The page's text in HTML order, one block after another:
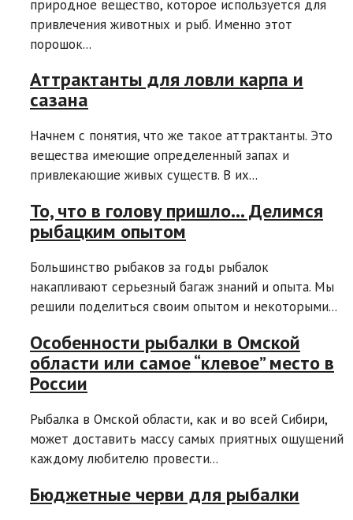
природное вещество, которое используется для
привлечения животных и рыб. Именно этот
порошок...
Аттрактанты для ловли карпа и
сазана
Начнем с понятия, что же такое аттрактанты. Это
вещества имеющие определенный запах и
привлекающие живых существ. В их...
То, что в голову пришло… Делимся
рыбацким опытом
Большинство рыбаков за годы рыбалок
накапливают серьезный багаж знаний и опыта. Мы
решили поделиться своим опытом и некоторыми...
Особенности рыбалки в Омской
области или самое “клевое” место в
России
Рыбалка в Омской области, как и во всей Сибири,
может доставить массу самых приятных ощущений
каждому любителю провести...
Бюджетные черви для рыбалки